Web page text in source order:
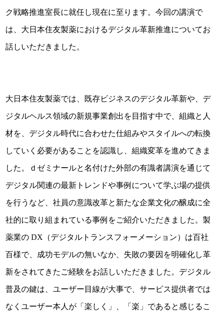
ク戦略推進室長に就任し現在に至ります。今回の講演で
は、大日本住友製薬におけるデジタル革新推進についてお
話しいただきました。
大日本住友製薬では、既存ビジネスのデジタル革新や、デ
ジタルヘルス領域の新規事業創出を目指す中で、組織と人
材を、デジタル時代に合わせた仕組みやスタイルへの転換
していく必要があることを認識し、組織変革を進めてきま
した。ｄゼミナールと名付けた外部の有識者講演を通じて
デジタル関連の最新トレンドや事例について学ぶ場の提供
を行うなど、社員の意識改革と新たな企業文化の醸成に全
社的に取り組まれている事例をご紹介いただきました。製
薬業の DX（デジタルトランスフォーメーション）は百社
百様で、成功モデルの無いなか、失敗の要因を明確化し革
新をされてきたご経験をお話しいただきました。デジタル
普及の鍵は、ユーザー目線が大事で、サービス提供者では
なくユーザー本人が「楽しく」、「楽」であると感じるこ